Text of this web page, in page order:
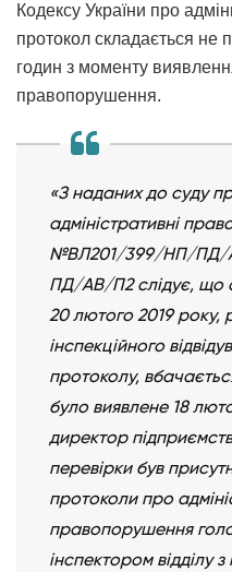
Кодексу України про
протокол складається не
годин з моменту
правопорушення.
«З наданих до суду
адміністративні
№ВЛ201/399/НП/ПД/
ПД/АВ/П2 слідує, що
20 лютого 2019 року,
інспекційного
протоколу,
було виявлене 18
директор
перевірки був
протоколи про
правопорушення
інспектором відділу